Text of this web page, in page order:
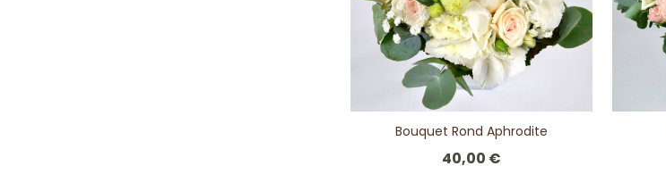
Bouquet Rond Aphrodite
40,00 €